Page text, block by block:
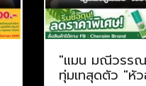
"แมน มณีวรร
ทุ่มเทสุดตัว "หั